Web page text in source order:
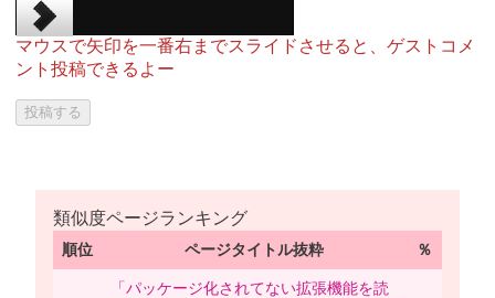
マウスで矢印を一番右までスライドさせると、ゲストコメ
ント投稿できるよー
類似度ページランキング
順位 ページタイトル抜粋 ％
「パッケージ化されてない拡張機能を読